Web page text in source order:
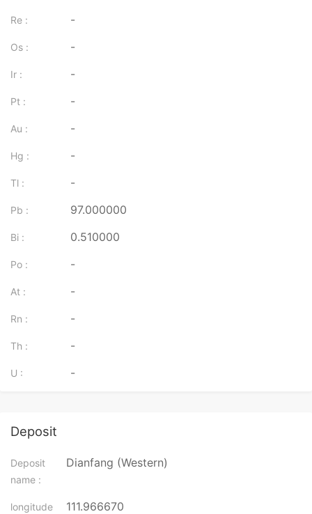
Re : -
Os : -
Ir : -
Pt : -
Au : -
Hg : -
Tl : -
Pb : 97.000000
Bi : 0.510000
Po : -
At : -
Rn : -
Th : -
U : -
Deposit
Deposit
name :
Dianfang (Western)
longitude
111.966670